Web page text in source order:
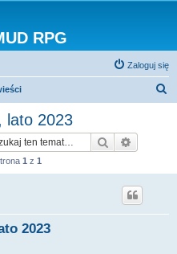
RPG
Zaloguj się
lato 2023
Szukaj
1 z 1
2023